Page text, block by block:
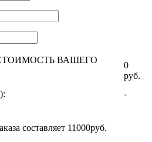
ВАШЕГО
0
руб.
): -
составляет 11000руб.